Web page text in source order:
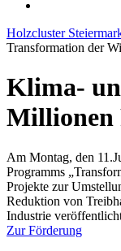
Holzcluster
Transformation der
Klima-
Millionen
Am Montag, den
Programms
Projekte zur
Reduktion von
Industrie
Zur Förderung